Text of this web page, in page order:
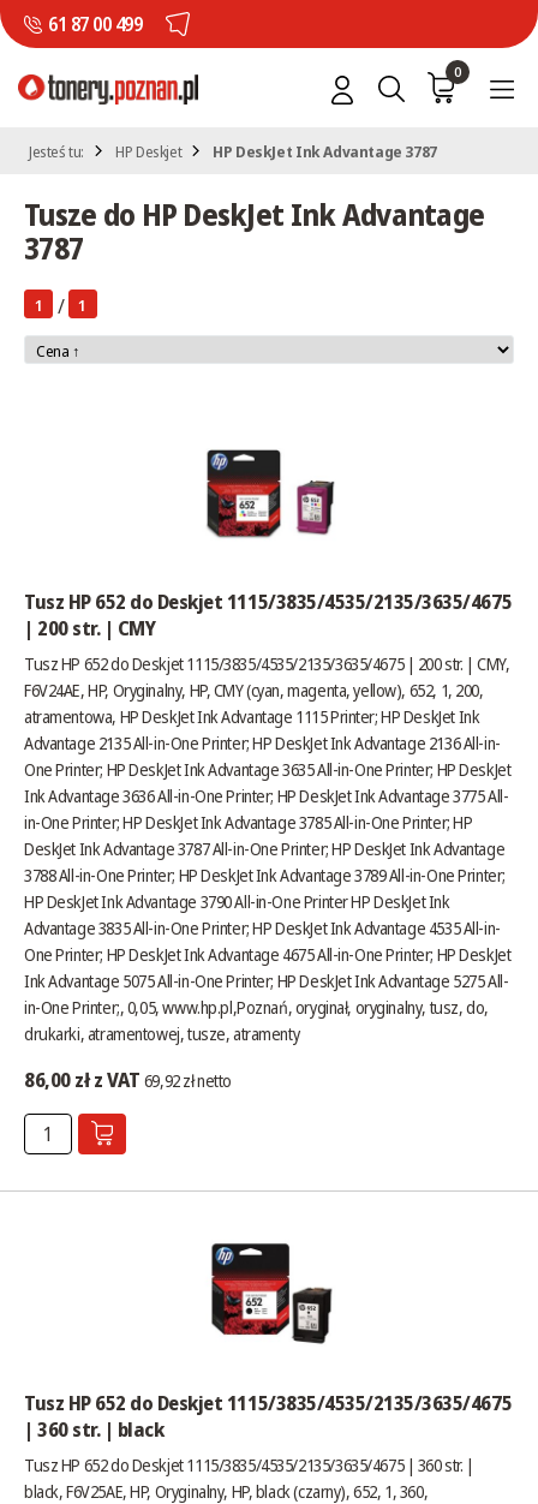
61 87 00 499
0
Jesteś tu: HP Deskjet HP DeskJet Ink Advantage 3787
Tusze do HP DeskJet Ink Advantage
3787
1 / 1
Tusz HP 652 do Deskjet 1115/3835/4535/2135/3635/4675
| 200 str. | CMY
Tusz HP 652 do Deskjet 1115/3835/4535/2135/3635/4675 | 200 str. | CMY,
F6V24AE, HP, Oryginalny, HP, CMY (cyan, magenta, yellow), 652, 1, 200,
atramentowa, HP DeskJet Ink Advantage 1115 Printer; HP DeskJet Ink
Advantage 2135 All-in-One Printer; HP DeskJet Ink Advantage 2136 All-in-
One Printer; HP DeskJet Ink Advantage 3635 All-in-One Printer; HP DeskJet
Ink Advantage 3636 All-in-One Printer; HP DeskJet Ink Advantage 3775 All-
in-One Printer; HP DeskJet Ink Advantage 3785 All-in-One Printer; HP
DeskJet Ink Advantage 3787 All-in-One Printer; HP DeskJet Ink Advantage
3788 All-in-One Printer; HP DeskJet Ink Advantage 3789 All-in-One Printer;
HP DeskJet Ink Advantage 3790 All-in-One Printer HP DeskJet Ink
Advantage 3835 All-in-One Printer; HP DeskJet Ink Advantage 4535 All-in-
One Printer; HP DeskJet Ink Advantage 4675 All-in-One Printer; HP DeskJet
Ink Advantage 5075 All-in-One Printer; HP DeskJet Ink Advantage 5275 All-
in-One Printer;, 0,05,www.hp.pl,Poznań, oryginał, oryginalny, tusz, do,
drukarki, atramentowej, tusze, atramenty
86,00 zł z VAT 69,92 zł netto
Tusz HP 652 do Deskjet 1115/3835/4535/2135/3635/4675
| 360 str. | black
Tusz HP 652 do Deskjet 1115/3835/4535/2135/3635/4675 | 360 str. |
black, F6V25AE, HP, Oryginalny, HP, black (czarny), 652, 1, 360,